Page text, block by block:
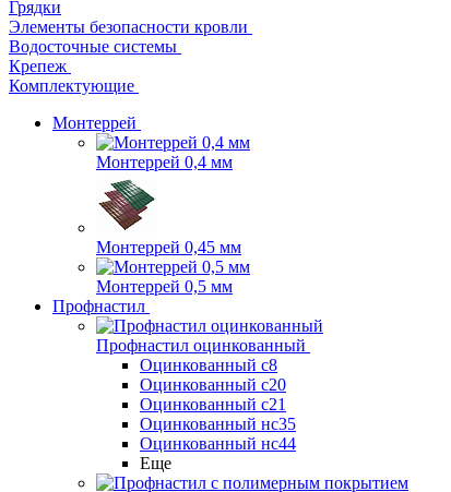
Грядки
Элементы безопасности кровли
Водосточные системы
Крепеж
Комплектующие
Монтеррей
Монтеррей 0,4 мм
Монтеррей 0,45 мм
Монтеррей 0,5 мм
Профнастил
Профнастил оцинкованный
Оцинкованный с8
Оцинкованный с20
Оцинкованный с21
Оцинкованный нс35
Оцинкованный нс44
Еще